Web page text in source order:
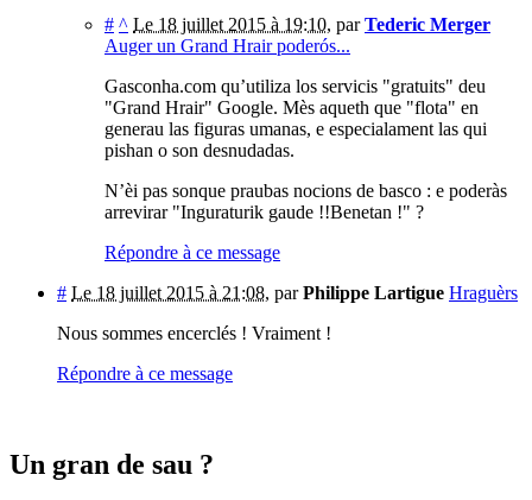
# ^ Le 18 juillet 2015 à 19:10, parTederic Merger
Auger un Grand Hrair poderós...
Gasconha.com qu’utiliza los servicis "gratuits" deu
"Grand Hrair" Google. Mès aqueth que "flota" en
generau las figuras umanas, e especialament las qui
pishan o son desnudadas.
N’èi pas sonque praubas nocions de basco : e poderàs
arrevirar "Inguraturik gaude !!Benetan !" ?
Répondre à ce message
# Le 18 juillet 2015 à 21:08, parPhilippe Lartigue Hraguèrs
Nous sommes encerclés ! Vraiment !
Répondre à ce message
Un gran de sau ?